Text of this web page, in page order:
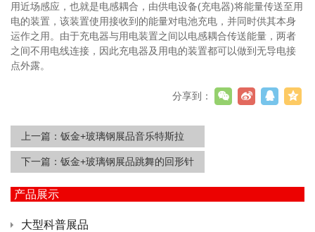
产品展示
大型科普展品
用近场感应，也就是电感耦合，由供电设备(充电器)将能量传送至用
电的装置，该装置使用接收到的能量对电池充电，并同时供其本身
运作之用。由于充电器与用电装置之间以电感耦合传送能量，两者
之间不用电线连接，因此充电器及用电的装置都可以做到无导电接
点外露。
分享到：
上一篇： 钣金+玻璃钢展品音乐特斯拉
下一篇： 钣金+玻璃钢展品跳舞的回形针